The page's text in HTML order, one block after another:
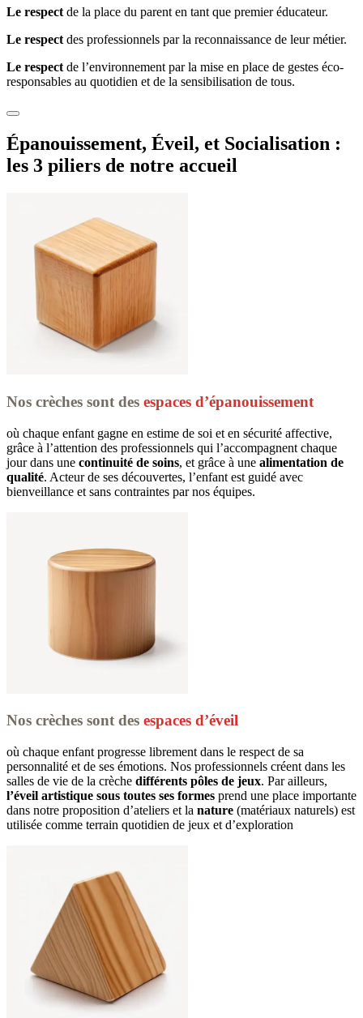
Le respect de la place du parent en tant que premier éducateur.
Le respect des professionnels par la reconnaissance de leur métier.
Le respect de l’environnement par la mise en place de gestes éco-
responsables au quotidien et de la sensibilisation de tous.
les 3 piliers de notre accueil
Nos crèches sont des espaces d’épanouissement
où chaque enfant gagne en estime de soi et en sécurité affective,
grâce à l’attention des professionnels qui l’accompagnent chaque
jour dans une continuité de soins, et grâce à une alimentation de
qualité. Acteur de ses découvertes, l’enfant est guidé avec
bienveillance et sans contraintes par nos équipes.
Nos crèches sont des espaces d’éveil
où chaque enfant progresse librement dans le respect de sa
personnalité et de ses émotions. Nos professionnels créent dans les
salles de vie de la crèche différents pôles de jeux
l’éveil artistique sous toutes ses formes prend une place importante
dans notre proposition d’ateliers et la nature (matériaux naturels) est
utilisée comme terrain quotidien de jeux et d’exploration